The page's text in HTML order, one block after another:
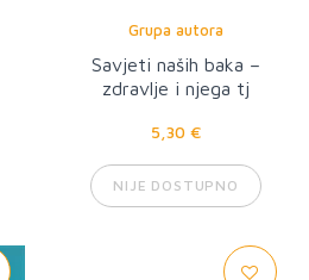
Grupa autora
Savjeti naših baka –
zdravlje i njega tj
5,30 €
NIJE DOSTUPNO